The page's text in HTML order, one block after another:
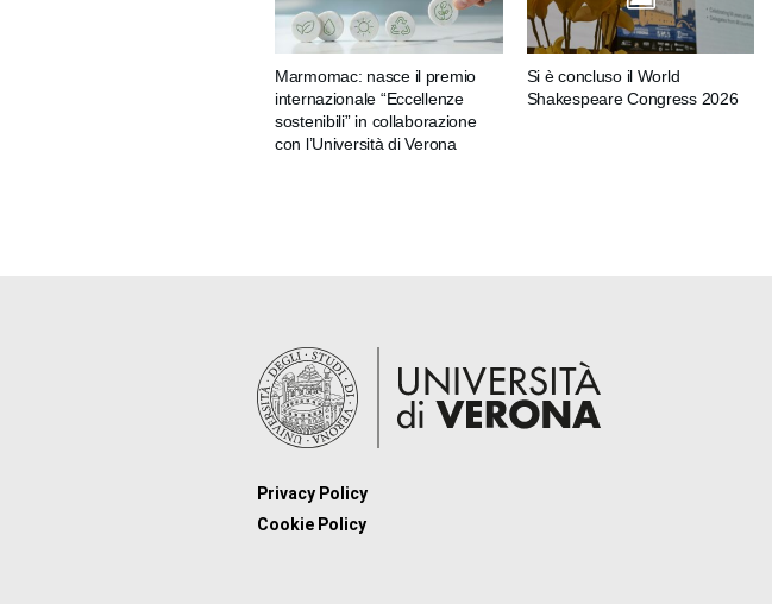
Marmomac: nasce il premio
internazionale “Eccellenze
sostenibili” in collaborazione
con l’Università di Verona
Si è concluso il World
Shakespeare Congress 2026
Privacy Policy
Cookie Policy